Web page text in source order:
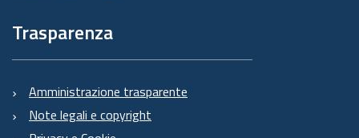
Trasparenza
Amministrazione trasparente
Note legali e copyright